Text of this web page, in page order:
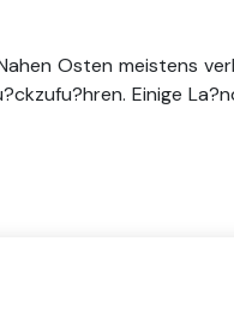
Osten meistens
Einige